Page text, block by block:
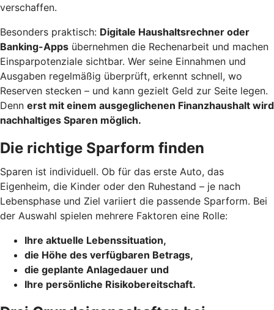
verschaffen.
Besonders praktisch: Digitale Haushaltsrechner oder
Banking-Apps übernehmen die Rechenarbeit und machen
Einsparpotenziale sichtbar. Wer seine Einnahmen und
Ausgaben regelmäßig überprüft, erkennt schnell, wo
Reserven stecken – und kann gezielt Geld zur Seite legen.
Denn erst mit einem ausgeglichenen Finanzhaushalt wird
nachhaltiges Sparen möglich.
Die richtige Sparform finden
Sparen ist individuell. Ob für das erste Auto, das
Eigenheim, die Kinder oder den Ruhestand – je nach
Lebensphase und Ziel variiert die passende Sparform. Bei
der Auswahl spielen mehrere Faktoren eine Rolle:
Ihre aktuelle Lebenssituation,
die Höhe des verfügbaren Betrags,
die geplante Anlagedauer und
Ihre persönliche Risikobereitschaft.